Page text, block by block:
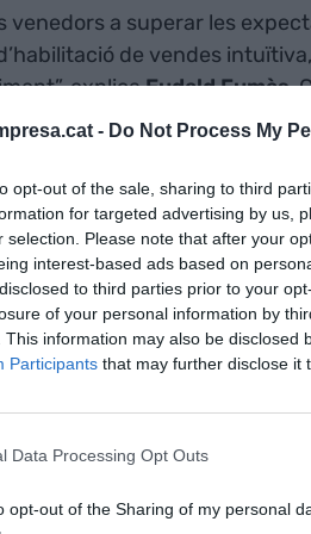
- Do Not Process My
opt-out of the sale, sharing to third
for targeted advertising by us,
selection. Please note that after your
interest-based ads based on
to third parties prior to your
of your personal information by
This information may also be disclosed
Participants that may further disclose it
Data Processing Opt Outs
opt-out of the Sharing of my personal
venedors a superar les
de vendes
explicaEudald Fumàs,
VIA Empresa
amb
se en la
Sales
de
Xavier SolàiArian Ribell
el suport de
en eines digitals i